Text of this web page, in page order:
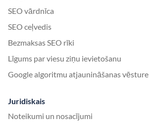
SEO vārdnīca
SEO ceļvedis
Bezmaksas SEO rīki
Līgums par viesu ziņu ievietošanu
Google algoritmu atjaunināšanas vēsture
Juridiskais
Noteikumi un nosacījumi